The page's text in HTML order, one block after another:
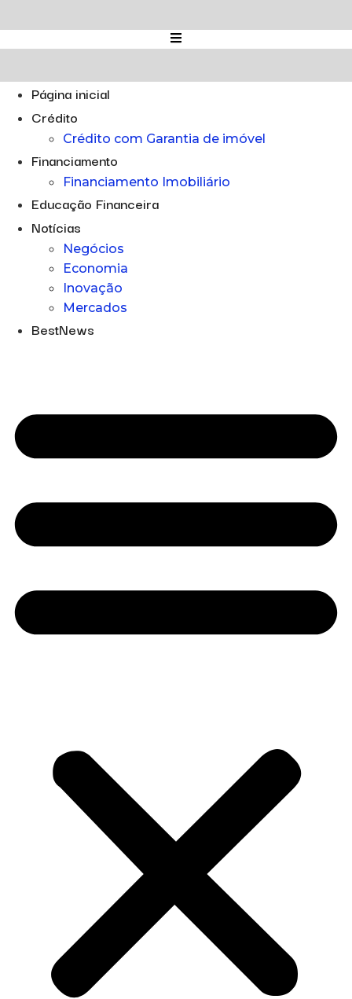
para
o
Página inicial
Crédito
Crédito com Garantia de imóvel
Financiamento
Financiamento Imobiliário
Educação Financeira
Notícias
Negócios
Economia
Inovação
Mercados
BestNews